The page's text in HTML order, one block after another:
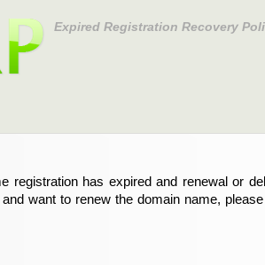
Expired Registration Recovery
registration has expired and renewal or
want to renew the domain name,
ist abgelaufen und die
Wenn Sie der Registrant sind und
kontaktieren Sie bitte Ihren Service-